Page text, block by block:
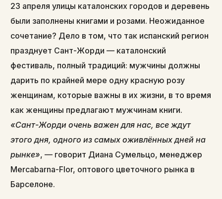
23 апреля улицы каталонских городов и деревень
были заполнены книгами и розами. Неожиданное
сочетание? Дело в том, что так испанский регион
празднует Сант-Жорди — каталонский
фестиваль, полный традиций: мужчины должны
дарить по крайней мере одну красную розу
женщинам, которые важны в их жизни, в то время
как женщины предлагают мужчинам книги.
«Сант-Жорди очень важен для нас, все ждут
этого дня, одного из самых оживлённых дней на
рынке», — говорит Диана Сумельцо, менеджер
Mercabarna-Flor, оптового цветочного рынка в
Барселоне.